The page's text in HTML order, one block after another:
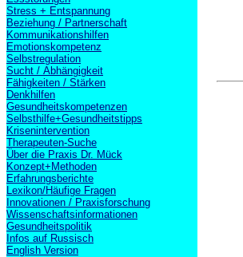
Stress + Entspannung
Beziehung / Partnerschaft
Kommunikationshilfen
Emotionskompetenz
Selbstregulation
Sucht / Abhängigkeit
Fähigkeiten / Stärken
Denkhilfen
Gesundheitskompetenzen
Selbsthilfe+Gesundheitstipps
Krisenintervention
Therapeuten-Suche
Über die Praxis Dr. Mück
Konzept+Methoden
Erfahrungsberichte
Lexikon/Häufige Fragen
Innovationen / Praxisforschung
Wissenschaftsinformationen
Gesundheitspolitik
Infos auf Russisch
English Version